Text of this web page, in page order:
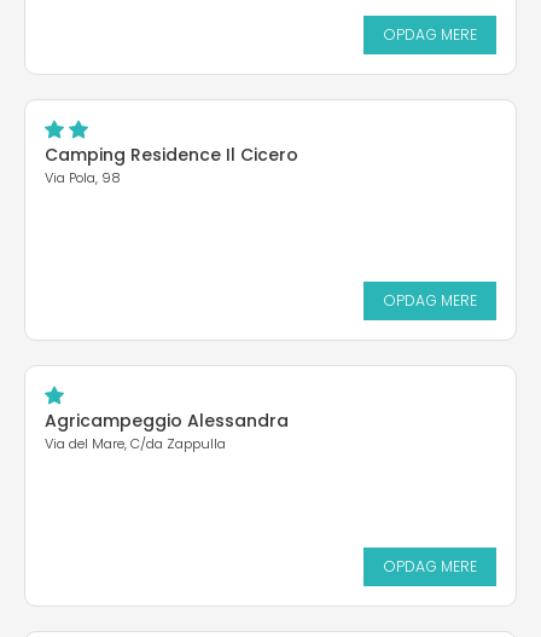
OPDAG MERE
Camping Residence Il Cicero
Via Pola, 98
OPDAG MERE
Agricampeggio Alessandra
Via del Mare, C/da Zappulla
OPDAG MERE